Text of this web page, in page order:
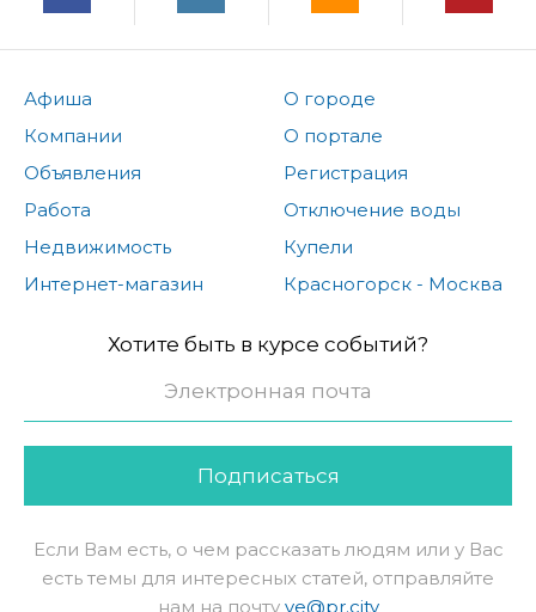
Афиша
Компании
Объявления
Работа
Недвижимость
Интернет-магазин
О городе
О портале
Регистрация
Отключение воды
Купели
Красногорск - Москва
Хотите быть в курсе событий?
Подписаться
Если Вам есть, о чем рассказать людям или у Вас
есть темы для интересных статей, отправляйте
нам на почту ve@pr.city